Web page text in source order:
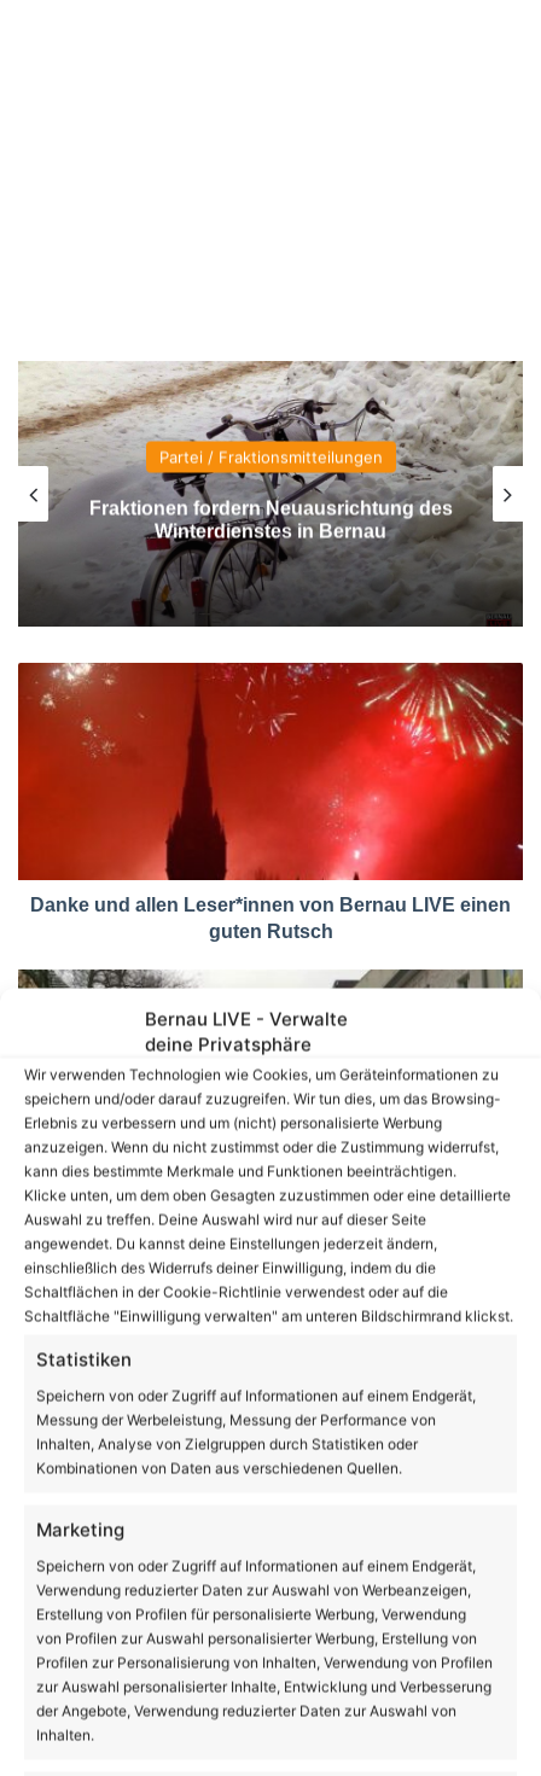
Bernau LIVE - Verwalte
deine Privatsphäre
Wir verwenden Technologien wie Cookies, um Geräteinformationen zu
speichern und/oder darauf zuzugreifen. Wir tun dies, um das Browsing-
Erlebnis zu verbessern und um (nicht) personalisierte Werbung
anzuzeigen. Wenn du nicht zustimmst oder die Zustimmung widerrufst,
kann dies bestimmte Merkmale und Funktionen beeinträchtigen.
Klicke unten, um dem oben Gesagten zuzustimmen oder eine detaillierte
Auswahl zu treffen. Deine Auswahl wird nur auf dieser Seite
angewendet. Du kannst deine Einstellungen jederzeit ändern,
einschließlich des Widerrufs deiner Einwilligung, indem du die
Schaltflächen in der Cookie-Richtlinie verwendest oder auf die
Schaltfläche "Einwilligung verwalten" am unteren Bildschirmrand klickst.
Statistiken
Speichern von oder Zugriff auf Informationen auf einem Endgerät,
Messung der Werbeleistung, Messung der Performance von
Inhalten, Analyse von Zielgruppen durch Statistiken oder
Kombinationen von Daten aus verschiedenen Quellen.
Marketing
Speichern von oder Zugriff auf Informationen auf einem Endgerät,
Verwendung reduzierter Daten zur Auswahl von Werbeanzeigen,
Erstellung von Profilen für personalisierte Werbung, Verwendung
von Profilen zur Auswahl personalisierter Werbung, Erstellung von
Profilen zur Personalisierung von Inhalten, Verwendung von Profilen
zur Auswahl personalisierter Inhalte, Entwicklung und Verbesserung
der Angebote, Verwendung reduzierter Daten zur Auswahl von
Inhalten.
Partei / Fraktionsmitteilungen
Fraktionen fordern Neuausrichtung des
Winterdienstes in Bernau
Danke und allen Leser*innen von Bernau LIVE einen
guten Rutsch
Und, schon ausgeschlafen? Eine kleine Bilanz der
Bernauer Silvesternacht
Volltextsuche
nach:
Bernau
Klarer Himmel
24
26º - 17º
47%
0.97 km/h
25 ℃